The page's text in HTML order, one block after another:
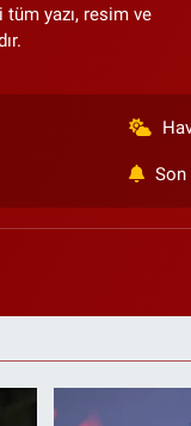
yazı, resim ve
Son